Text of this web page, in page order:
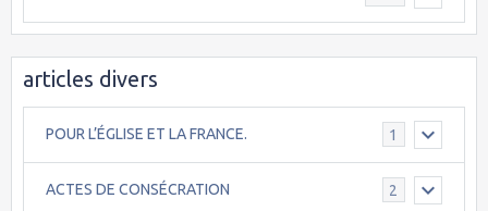
articles divers
POUR L’ÉGLISE ET LA FRANCE. 1
ACTES DE CONSÉCRATION 2